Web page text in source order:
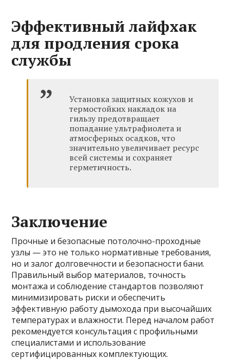
Эффективный лайфхак
для продления срока
службы
Установка защитных кожухов и
термостойких накладок на
гильзу предотвращает
попадание ультрафиолета и
атмосферных осадков, что
значительно увеличивает ресурс
всей системы и сохраняет
герметичность.
Заключение
Прочные и безопасные потолочно-проходные
узлы — это не только нормативные требования,
но и залог долговечности и безопасности бани.
Правильный выбор материалов, точность
монтажа и соблюдение стандартов позволяют
минимизировать риски и обеспечить
эффективную работу дымохода при высочайших
температурах и влажности. Перед началом работ
рекомендуется консультация с профильными
специалистами и использование
сертифицированных комплектующих.